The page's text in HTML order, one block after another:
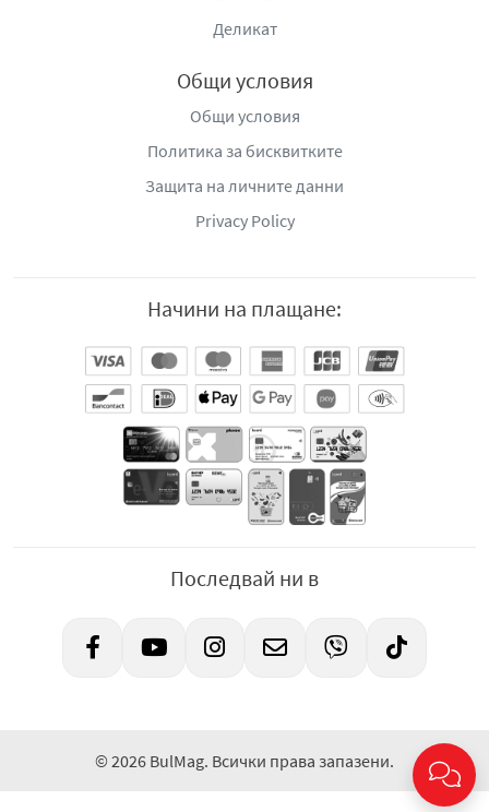
Деликат
Общи условия
Общи условия
Политика за бисквитките
Защита на личните данни
Privacy Policy
Начини на плащане:
Последвай ни в
© 2026 BulMag. Всички права запазени.